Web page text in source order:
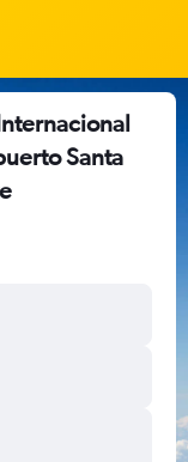
Santa